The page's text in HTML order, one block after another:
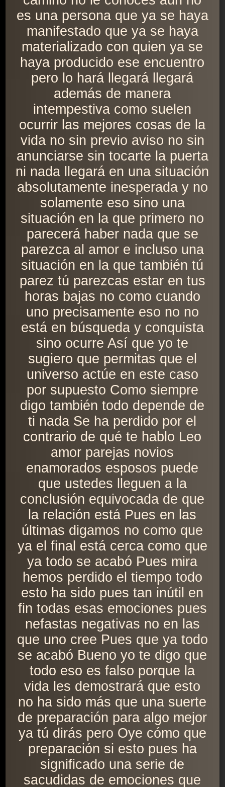
es una persona que ya se haya
manifestado que ya se haya
materializado con quien ya se
haya producido ese encuentro
pero lo hará llegará llegará
además de manera
intempestiva como suelen
ocurrir las mejores cosas de la
vida no sin previo aviso no sin
anunciarse sin tocarte la puerta
ni nada llegará en una situación
absolutamente inesperada y no
solamente eso sino una
situación en la que primero no
parecerá haber nada que se
parezca al amor e incluso una
situación en la que también tú
parez tú parezcas estar en tus
horas bajas no como cuando
uno precisamente eso no no
está en búsqueda y conquista
sino ocurre Así que yo te
sugiero que permitas que el
universo actúe en este caso
por supuesto Como siempre
digo también todo depende de
ti nada Se ha perdido por el
contrario de qué te hablo Leo
amor parejas novios
enamorados esposos puede
que ustedes lleguen a la
conclusión equivocada de que
la relación está Pues en las
últimas digamos no como que
ya el final está cerca como que
ya todo se acabó Pues mira
hemos perdido el tiempo todo
esto ha sido pues tan inútil en
fin todas esas emociones pues
nefastas negativas no en las
que uno cree Pues que ya todo
se acabó Bueno yo te digo que
todo eso es falso porque la
vida les demostrará que esto
no ha sido más que una suerte
de preparación para algo mejor
ya tú dirás pero Oye cómo que
preparación si esto pues ha
significado una serie de
sacudidas de emociones que